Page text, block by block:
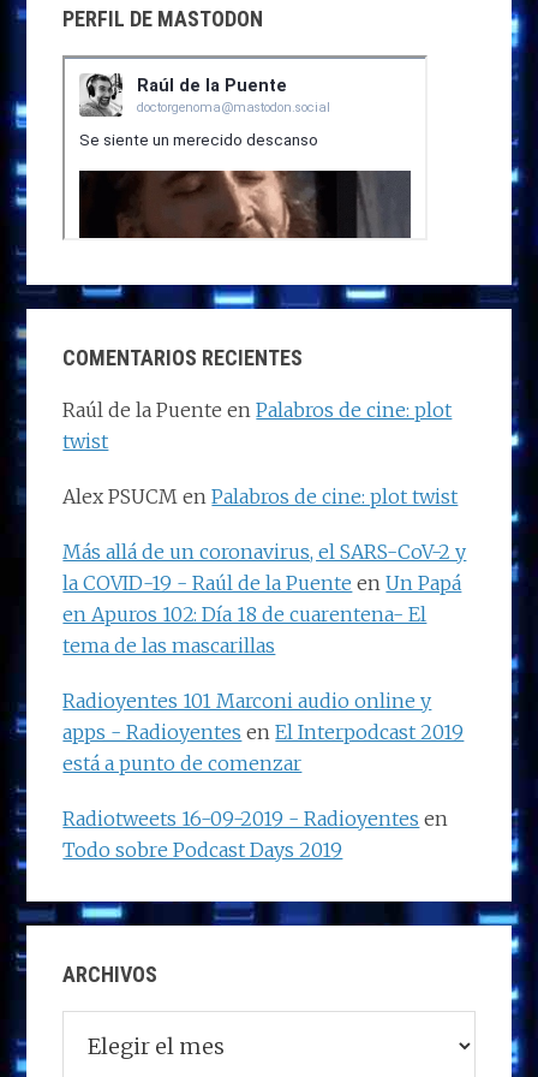
PERFIL DE MASTODON
COMENTARIOS RECIENTES
Raúl de la Puente enPalabros de cine: plot
twist
Alex PSUCM enPalabros de cine: plot twist
Más allá de un coronavirus, el SARS-CoV-2 y
la COVID-19 - Raúl de la Puente enUn Papá
en Apuros 102: Día 18 de cuarentena- El
tema de las mascarillas
Radioyentes 101 Marconi audio online y
apps - Radioyentes enEl Interpodcast 2019
está a punto de comenzar
Radiotweets 16-09-2019 - Radioyentes en
Todo sobre Podcast Days 2019
ARCHIVOS